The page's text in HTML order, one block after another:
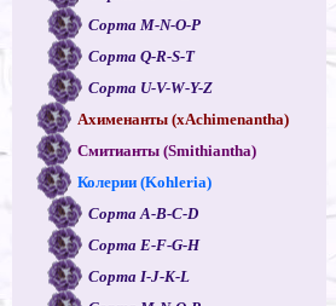
Сорта M-N-O-P
Сорта Q-R-S-T
Сорта U-V-W-Y-Z
Ахименанты (xAchimenantha)
Смитианты (Smithiantha)
Колерии (Kohleria)
Сорта A-B-C-D
Сорта E-F-G-H
Сорта I-J-K-L